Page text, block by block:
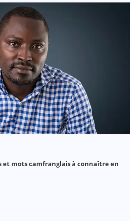
et mots camfranglais à connaître en